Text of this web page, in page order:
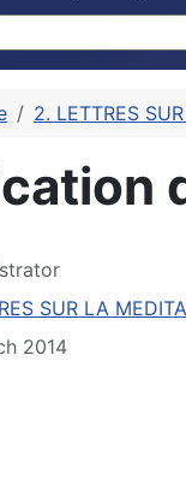
2. LETTRES
SUR LA
2014